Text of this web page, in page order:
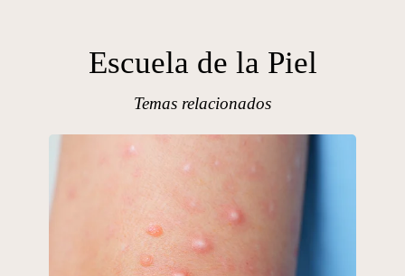
Escuela de la Piel
Temas relacionados